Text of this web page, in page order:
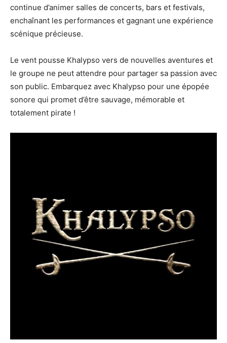
continue d’animer salles de concerts, bars et festivals,
enchaînant les performances et gagnant une expérience
scénique précieuse.
Le vent pousse Khalypso vers de nouvelles aventures et
le groupe ne peut attendre pour partager sa passion avec
son public. Embarquez avec Khalypso pour une épopée
sonore qui promet d’être sauvage, mémorable et
totalement pirate !